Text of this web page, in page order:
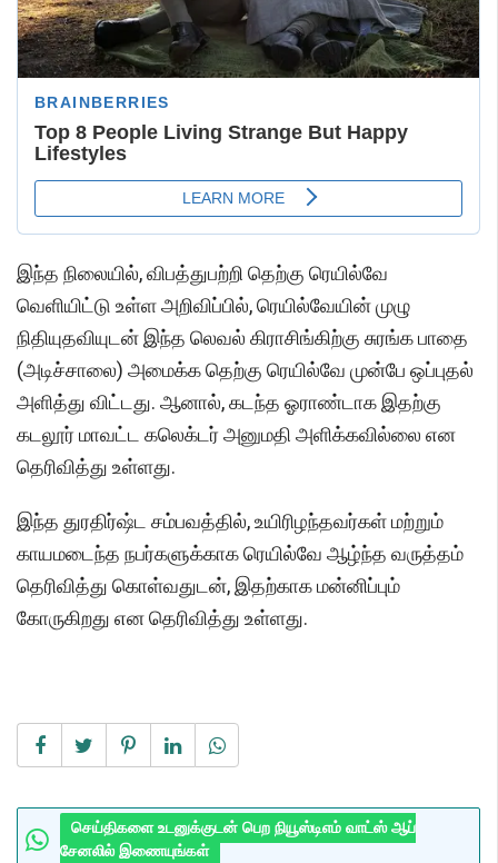
இந்த நிலையில், விபத்துபற்றி தெற்கு ரெயில்வே
வெளியிட்டு உள்ள அறிவிப்பில், ரெயில்வேயின் முழு
நிதியுதவியுடன் இந்த லெவல் கிராசிங்கிற்கு சுரங்க பாதை
(அடிச்சாலை) அமைக்க தெற்கு ரெயில்வே முன்பே ஒப்புதல்
அளித்து விட்டது. ஆனால், கடந்த ஓராண்டாக இதற்கு
கடலூர் மாவட்ட கலெக்டர் அனுமதி அளிக்கவில்லை என
தெரிவித்து உள்ளது.
இந்த துரதிர்ஷ்ட சம்பவத்தில், உயிரிழந்தவர்கள் மற்றும்
காயமடைந்த நபர்களுக்காக ரெயில்வே ஆழ்ந்த வருத்தம்
தெரிவித்து கொள்வதுடன், இதற்காக மன்னிப்பும்
கோருகிறது என தெரிவித்து உள்ளது.
செய்திகளை உடனுக்குடன் பெற நியூஸ்டிஎம் வாட்ஸ் ஆப்
சேனலில் இணையுங்கள்